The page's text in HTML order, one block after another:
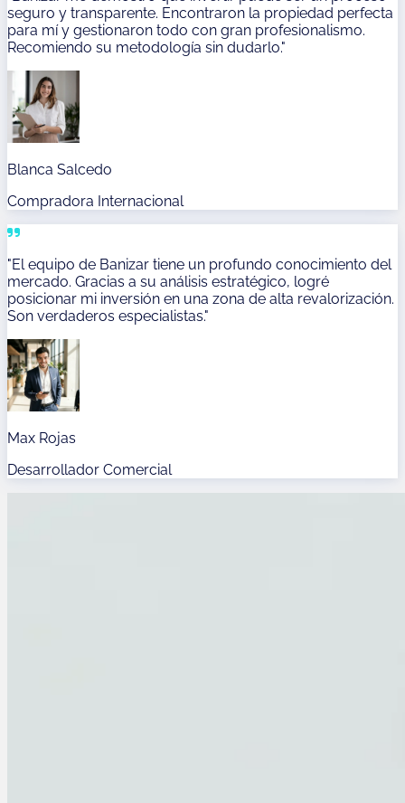
seguro y transparente. Encontraron la propiedad perfecta
para mí y gestionaron todo con gran profesionalismo.
Recomiendo su metodología sin dudarlo."
Blanca Salcedo
Compradora Internacional
"El equipo de Banizar tiene un profundo conocimiento del
mercado. Gracias a su análisis estratégico, logré
posicionar mi inversión en una zona de alta revalorización.
Son verdaderos especialistas."
Max Rojas
Desarrollador Comercial